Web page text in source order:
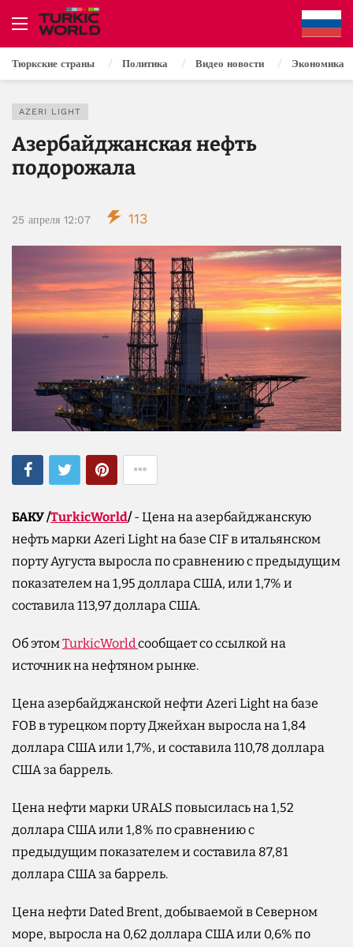
Тюркские страны Политика Видео новости Экономика
AZERI LIGHT
Азербайджанская нефть
подорожала
25 апреля 12:07 113
БАКУ /TurkicWorld/- Цена на азербайджанскую
нефть марки Azeri Light на базе CIF в итальянском
порту Аугуста выросла по сравнению с предыдущим
показателем на 1,95 доллара США, или 1,7% и
составила 113,97 доллара США.
Об этомTurkicWorldсообщает со ссылкой на
источник на нефтяном рынке.
Цена азербайджанской нефти Azeri Light на базе
FOB в турецком порту Джейхан выросла на 1,84
доллара США или 1,7%, и составила 110,78 доллара
США за баррель.
Цена нефти марки URALS повысилась на 1,52
доллара США или 1,8% по сравнению с
предыдущим показателем и составила 87,81
доллара США за баррель.
Цена нефти Dated Brent, добываемой в Северном
море, выросла на 0,62 доллара США или 0,6% по